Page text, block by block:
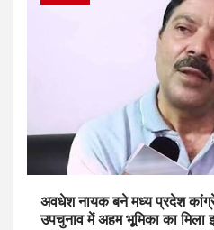
अवधेश नायक बने मध्य प्रदेश
उपचुनाव में अहम भूमिका का मिला